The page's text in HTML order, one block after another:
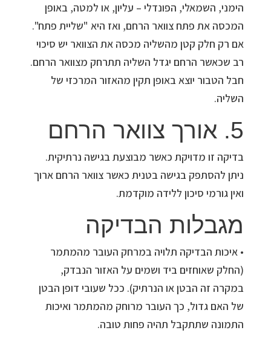
הימני, השמאלי, הפונדלי – עליון, או למטה, באופן
המכסה את פתח צוואר הרחם, ואז היא "שליית פתח".
אם רק חלק קטן מהשליה מכסה את הצוואר יש סיכוי
רב שכאשר הרחם יגדל השליה תתרחק מצוואר הרחם.
חבל הטבור יוצא באופן תקין מהאזור המרכזי של
השליה.
5. אורך צוואר הרחם
בדיקה זו מדויקת כאשר מבוצעת בגישה נרתיקית.
ניתן להסתפק בגישה בטנית כאשר צוואר הרחם ארוך
ואין גורמי סיכון ללידה מוקדמת.
מגבלות הבדיקה
• איכות הבדיקה תלויה במרחק העובר מהמתמר
(החלק שאוחזים ביד ושמים על האזור הנבדק,
במקרה זה הבטן או הנרתיק). ככל שעובי דופן הבטן
של האם גדול, כך העובר מרוחק מהמתמר ואיכות
התמונה שתתקבל תהיה פחות טובה.